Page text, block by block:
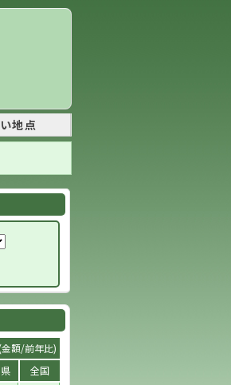
地点
額/前年比)
県 全国